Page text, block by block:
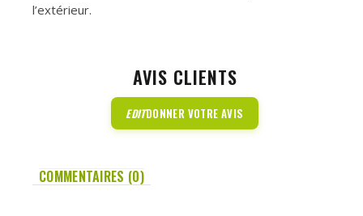
l’extérieur.
AVIS CLIENTS
EDITDONNER VOTRE AVIS
COMMENTAIRES (0)